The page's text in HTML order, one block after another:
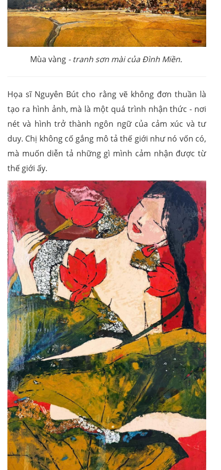
Mùa vàng- tranh sơn mài của Đình Miền.
Họa sĩ Nguyên Bút cho rằng vẽ không đơn thuần là
tạo ra hình ảnh, mà là một quá trình nhận thức - nơi
nét và hình trở thành ngôn ngữ của cảm xúc và tư
duy. Chị không cố gắng mô tả thế giới như nó vốn có,
mà muốn diễn tả những gì mình cảm nhận được từ
thế giới ấy.